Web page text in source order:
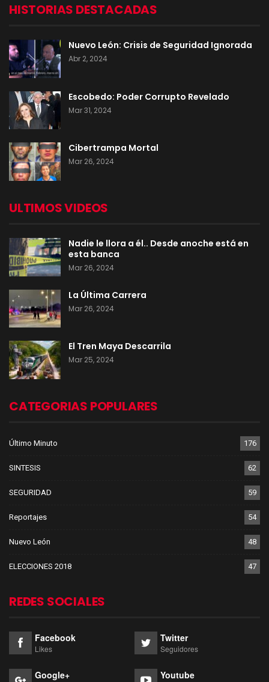
HISTORIAS DESTACADAS
Nuevo León: Crisis de Seguridad Ignorada
Abr 2, 2024
Escobedo: Poder Corrupto Revelado
Mar 31, 2024
Cibertrampa Mortal
Mar 26, 2024
ULTIMOS VIDEOS
Nadie le llora a él.. Desde anoche está en
esta banca
Mar 26, 2024
La Última Carrera
Mar 26, 2024
El Tren Maya Descarrila
Mar 25, 2024
CATEGORIAS POPULARES
Último Minuto 176
SINTESIS 62
SEGURIDAD 59
Reportajes 54
Nuevo León 48
ELECCIONES 2018 47
REDES SOCIALES
Facebook
Likes
Twitter
Seguidores
Google+ Youtube